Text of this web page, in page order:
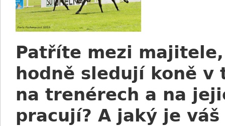
Patříte mezi
hodně sledují koně v
na trenérech a na
pracují? A jaký je